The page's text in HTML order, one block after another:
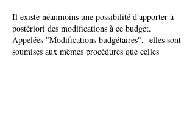
Il existe néanmoins une possibilité d'apporter à
postériori des modifications à ce budget.
Appelées "Modifications budgétaires", elles sont
soumises aux mêmes procédures que celles